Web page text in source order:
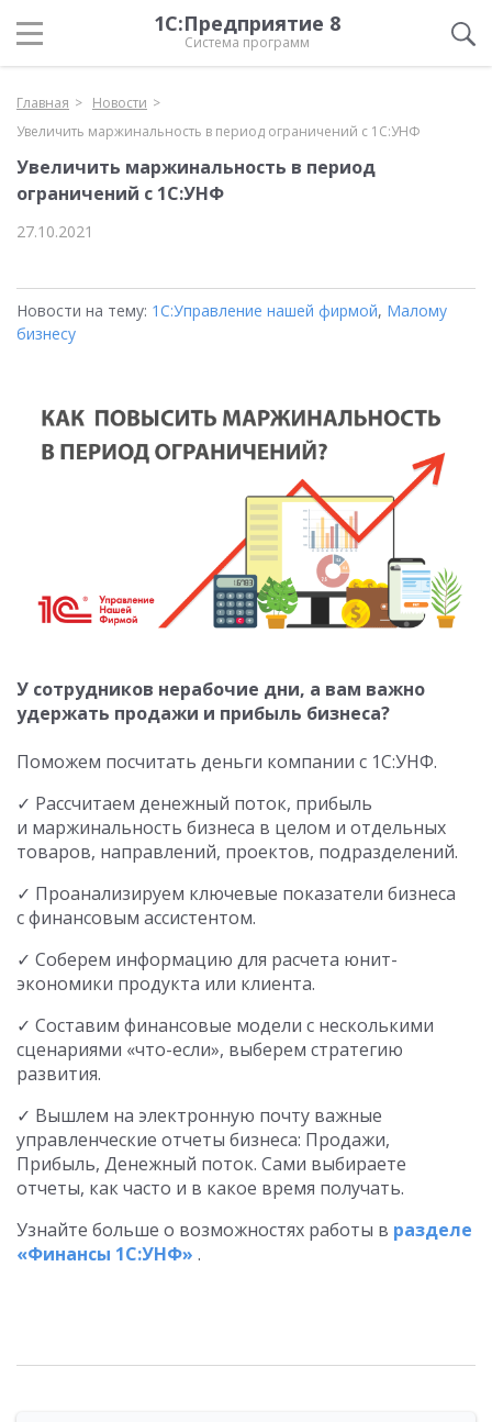
1С:Предприятие 8
Система программ
Главная
Новости
Увеличить маржинальность в период ограничений с 1С:УНФ
Увеличить маржинальность в период
ограничений с 1С:УНФ
27.10.2021
Новости на тему: 1С:Управление нашей фирмой, Малому
бизнесу
У сотрудников нерабочие дни, а вам важно
удержать продажи и прибыль бизнеса?
Поможем посчитать деньги компании с 1С:УНФ.
✓ Рассчитаем денежный поток, прибыль
и маржинальность бизнеса в целом и отдельных
товаров, направлений, проектов, подразделений.
✓ Проанализируем ключевые показатели бизнеса
с финансовым ассистентом.
✓ Соберем информацию для расчета юнит-
экономики продукта или клиента.
✓ Составим финансовые модели с несколькими
сценариями «что-если», выберем стратегию
развития.
✓ Вышлем на электронную почту важные
управленческие отчеты бизнеса: Продажи,
Прибыль, Денежный поток. Сами выбираете
отчеты, как часто и в какое время получать.
Узнайте больше о возможностях работы в разделе
«Финансы 1С:УНФ» .